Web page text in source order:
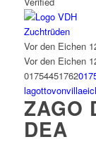
Zuchtrüden
Vor den Eichen
Vor den Eichen
01754451762
ZAGO
DEA